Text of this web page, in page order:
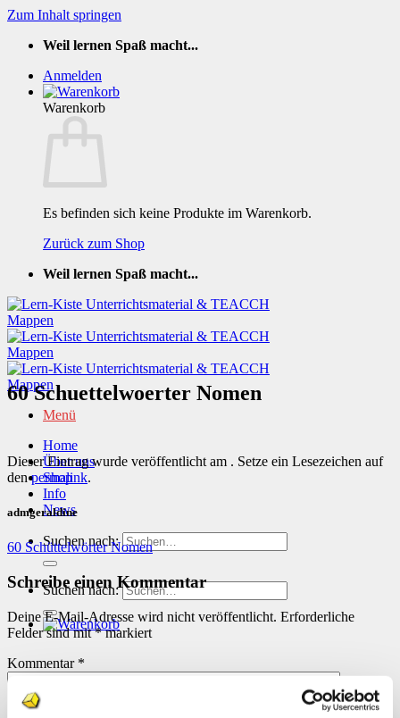
Zum Inhalt springen
Weil lernen Spaß macht...
Anmelden
Warenkorb
Es befinden sich keine Produkte im Warenkorb.
Zurück zum Shop
Weil lernen Spaß macht...
Menü
Home
Über uns
Shop
Info
News
Suchen nach:
Suchen nach:
60 Schuettelwoerter Nomen
Dieser Eintrag wurde veröffentlicht am . Setze ein Lesezeichen auf
denpermalink.
admgeraldine
60 Schüttelwörter Nomen
Schreibe einen Kommentar
Deine E-Mail-Adresse wird nicht veröffentlicht. Erforderliche
Felder sind mit*markiert
Kommentar *